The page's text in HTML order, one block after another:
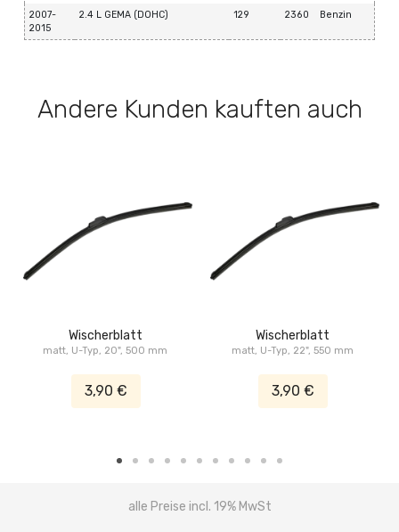
2007-
2015
2.4 L GEMA (DOHC) 129 2360 Benzin
Andere Kunden kauften auch
Wischerblatt
matt, U-Typ, 20", 500 mm
3,90 €
Wischerblatt
matt, U-Typ, 22", 550 mm
3,90 €
alle Preise incl. 19% MwSt